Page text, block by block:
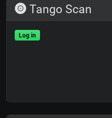
Tango Scan
Log in